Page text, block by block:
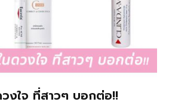
งใจ ที่สาวๆ บอกต่อ!!